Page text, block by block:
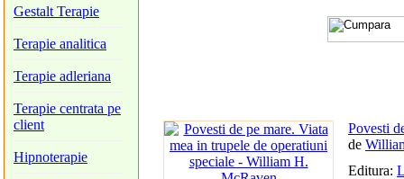
Gestalt Terapie
Terapie analitica
Terapie adleriana
Terapie centrata pe
client
Hipnoterapie
Povesti
de
Editura: